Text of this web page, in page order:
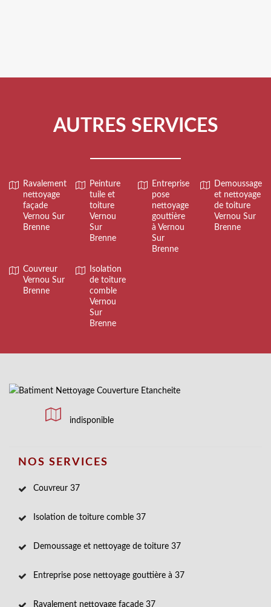
AUTRES SERVICES
Ravalement
nettoyage
façade
Vernou Sur
Brenne
Peinture
tuile et
toiture
Vernou
Sur
Brenne
Entreprise
pose
nettoyage
gouttière
à Vernou
Sur
Brenne
Demoussage
et nettoyage
de toiture
Vernou Sur
Brenne
Couvreur
Vernou Sur
Brenne
Isolation
de toiture
comble
Vernou
Sur
Brenne
indisponible
NOS SERVICES
Couvreur 37
Isolation de toiture comble 37
Demoussage et nettoyage de toiture 37
Entreprise pose nettoyage gouttière à 37
Ravalement nettoyage façade 37